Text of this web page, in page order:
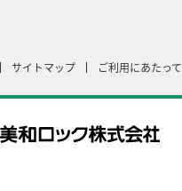
サイトマップ ご利用にあたって